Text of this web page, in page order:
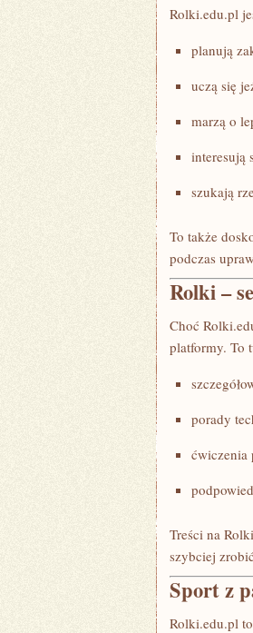
Rolki.edu.pl
planują
uczą się
marzą o
interesują
szukają
To także
podczas
Rolki –
Choć
platformy. To
porady
ćwiczenia
Treści na
szybciej
Sport z
Rolki.edu.pl